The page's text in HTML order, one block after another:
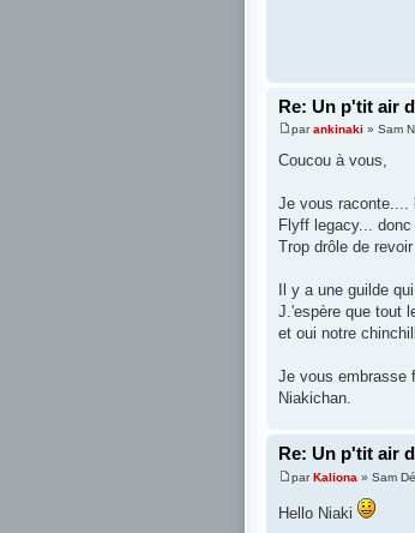
Re: Un p'tit air
parankinaki » Sam
Coucou à vous,
Je vous raconte....
Flyff legacy...
Trop drôle de
Il y a une guilde
J.'espère que tout
et oui notre
Je vous embrasse
Niakichan.
Re: Un p'tit air
parKaliona » Sam
Hello Niaki